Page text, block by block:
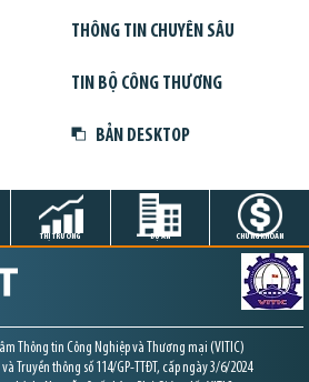
THÔNG TIN CHUYÊN SÂU
TIN BỘ CÔNG THƯƠNG
BẢN DESKTOP
THỊ TRƯỜNG DỰ ÁN CHỨNG KHOÁN
Thông tin Công Nghiệp và Thương mại (VITIC)
Truyền thông số 114/GP-TTĐT, cấp ngày 3/6/2024